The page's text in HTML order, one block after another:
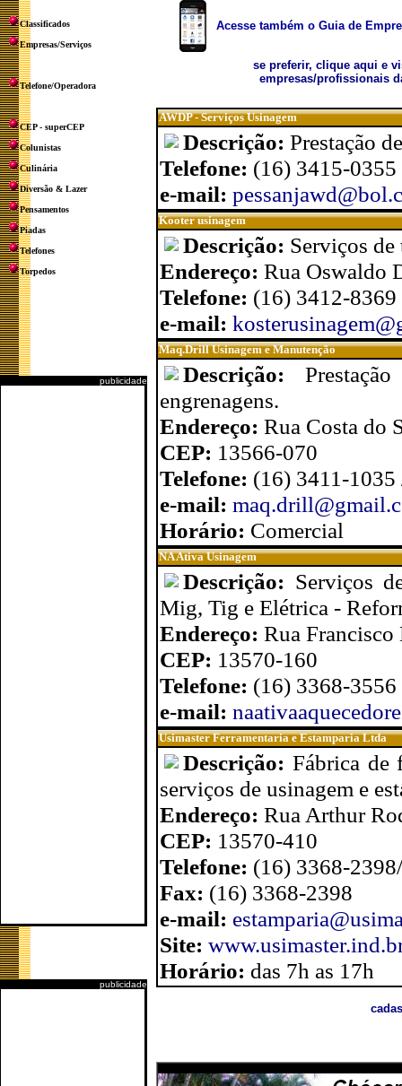
Classificados
Empresas/Serviços
Telefone/Operadora
CEP - superCEP
Colunistas
Culinária
Diversão & Lazer
Pensamentos
Piadas
Telefones
Torpedos
publicidade
publicidade
Acesse também o Guia de
se preferir, clique aqui e
empresas/profissionais
AWDP - Serviços Usinagem
Descrição: Prestação
Telefone: (16) 3415-
e-mail:
Kooter usinagem
Descrição: Serviços
Endereço: Rua Oswaldo
Telefone: (16) 3412-8369
e-mail:
Maq.Drill Usinagem e Manutenção
Descrição:
engrenagens.
Endereço: Rua Costa do
CEP: 13566-070
Telefone: (16) 3411-
e-mail:
Horário: Comercial
NA Ativa Usinagem
Descrição: Serviços
Mig, Tig e Elétrica -
Endereço: Rua
CEP: 13570-160
Telefone: (16) 3368-
e-mail:
Usimaster Ferramentaria e Estamparia Ltda
Descrição: Fábrica de
serviços de usinagem e
Endereço: Rua Arthur
CEP: 13570-410
Telefone: (16) 3368-
Fax: (16) 3368-2398
e-mail:
Site:
Horário: das 7h as 17h